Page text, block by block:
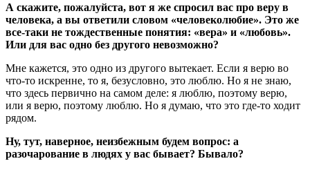
А скажите, пожалуйста, вот я же спросил вас про веру в
человека, а вы ответили словом «человеколюбие». Это же
все-таки не тождественные понятия: «вера» и «любовь».
Или для вас одно без другого невозможно?
Мне кажется, это одно из другого вытекает. Если я верю во
что-то искренне, то я, безусловно, это люблю. Но я не знаю,
что здесь первично на самом деле: я люблю, поэтому верю,
или я верю, поэтому люблю. Но я думаю, что это где-то ходит
рядом.
Ну, тут, наверное, неизбежным будем вопрос: а
разочарование в людях у вас бывает? Бывало?